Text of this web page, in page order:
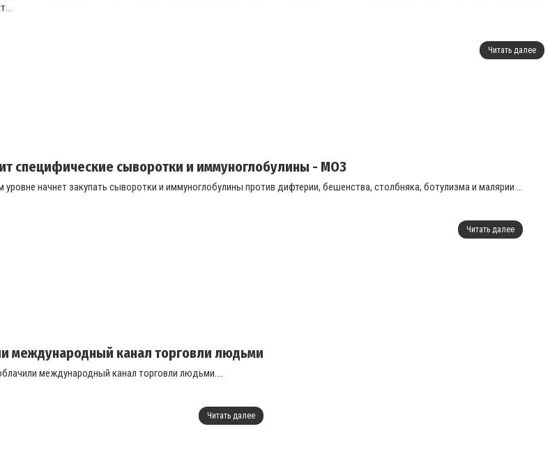
Читать далее
специфические сыворотки и иммуноглобулины - МОЗ
уровне начнет закупать сыворотки и иммуноглобулины против дифтерии, бешенства, столбняка, ботулизма и малярии....
Читать далее
международный канал торговли людьми
международный канал торговли людьми....
Читать далее